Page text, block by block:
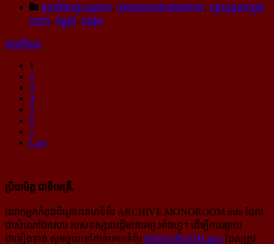
សម្រាំងបច្ចុប្បន្នភាព, គ្រប់អត្ថបទជាខេមរភាសា, បច្ចុប្បន្នភាពក្នុង
លោក, កម្ពុជា, សង្គម
អានពិស្ដារ
1
2
3
4
5
6
»
Last
ប្រិយមិត្ត ជាទីមេត្រី,
លោកអ្នកកំពុងពិគ្រោះគេហទំព័រ ARCHIVE.MONOROOM.info ដែល
ជាសំណៅឯកសារ របស់ទស្សនាវដ្ដីមនោរម្យ.អាំងហ្វូ។ ដើម្បីការផ្សាយ
ជាទៀងទាត់ សូមចូលទៅកាន់​គេហទំព័រ MONOROOM.info ដែលត្រូវ